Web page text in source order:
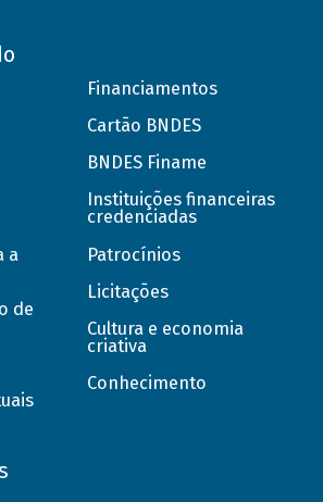
a
de
Financiamentos
Cartão BNDES
BNDES Finame
Instituições financeiras
credenciadas
Patrocínios
Licitações
Cultura e economia
criativa
Conhecimento